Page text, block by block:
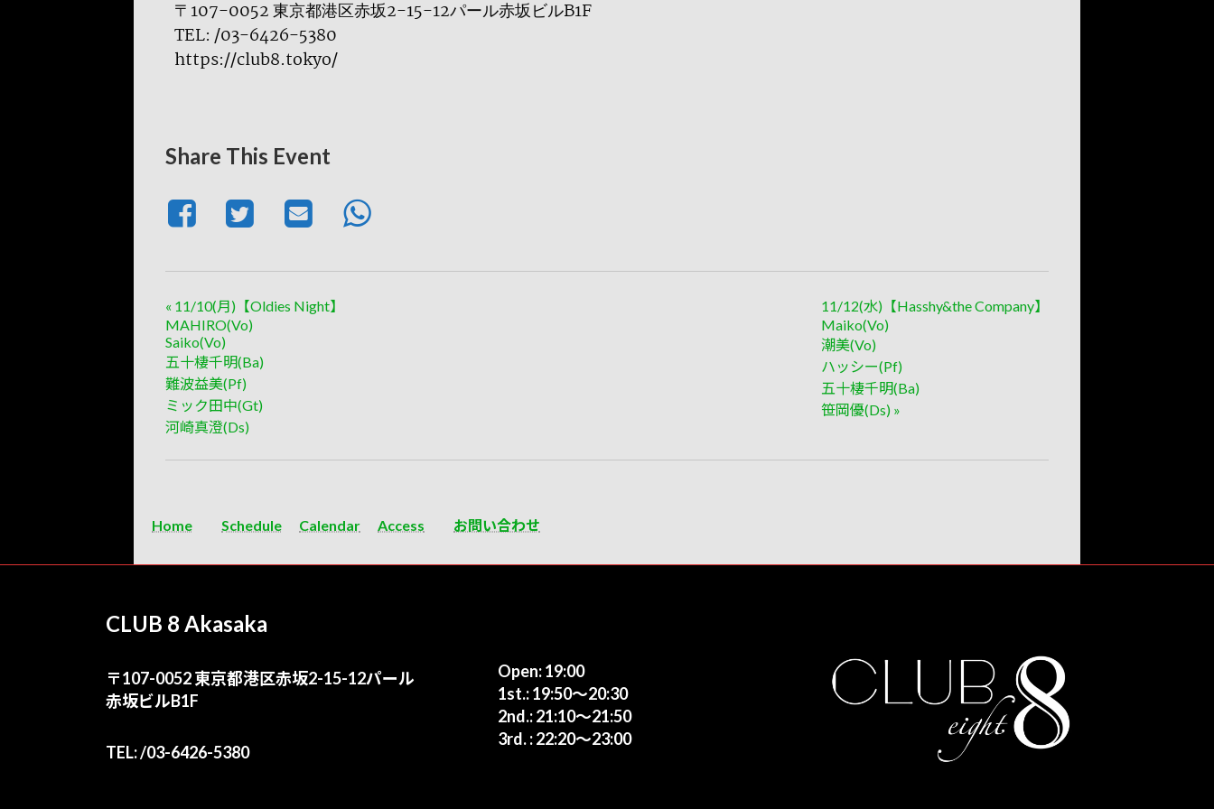
〒107-0052 東京都港区赤坂2-15-12パール赤坂ビルB1F
TEL: /03-6426-5380
https://club8.tokyo/
Share This Event
« 11/10(月)【Oldies Night】
MAHIRO(Vo)
Saiko(Vo)
五十棲千明(Ba)
難波益美(Pf)
ミック田中(Gt)
河崎真澄(Ds)
11/12(水)【Hasshy&the Company】
Maiko(Vo)
潮美(Vo)
ハッシー(Pf)
五十棲千明(Ba)
笹岡優(Ds) »
Home Schedule Calendar Access お問い合わせ
CLUB 8 Akasaka
〒107-0052 東京都港区赤坂2-15-12パール
赤坂ビルB1F
TEL: /03-6426-5380
Open: 19:00
1st.: 19:50〜20:30
2nd.: 21:10〜21:50
3rd. : 22:20〜23:00